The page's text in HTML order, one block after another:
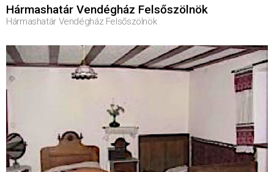
Hármashatár Vendégház Felsőszölnök
Hármashatár Vendégház Felsőszölnök